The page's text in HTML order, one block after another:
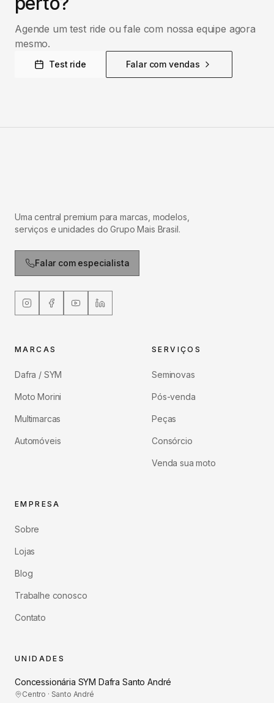
Agende um test ride ou fale com nossa equipe agora
mesmo.
Test ride Falar com vendas
Uma central premium para marcas, modelos,
serviços e unidades do Grupo Mais Brasil.
Falar com especialista
MARCAS
Dafra / SYM
Moto Morini
Multimarcas
Automóveis
SERVIÇOS
Seminovas
Pós-venda
Peças
Consórcio
Venda sua moto
EMPRESA
Sobre
Lojas
Blog
Trabalhe conosco
Contato
UNIDADES
Concessionária SYM Dafra Santo André
Centro · Santo André